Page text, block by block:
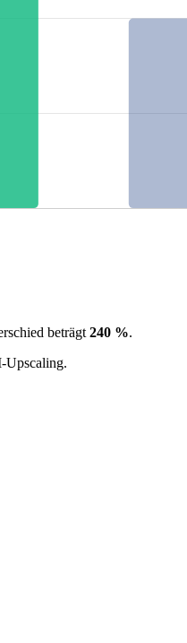
beträgt 240 %.
Upscaling.